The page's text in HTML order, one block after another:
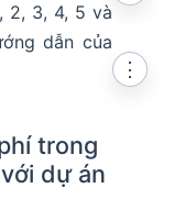
2, 3, 4, 5 và
dẫn của
trong
dự án
⋮